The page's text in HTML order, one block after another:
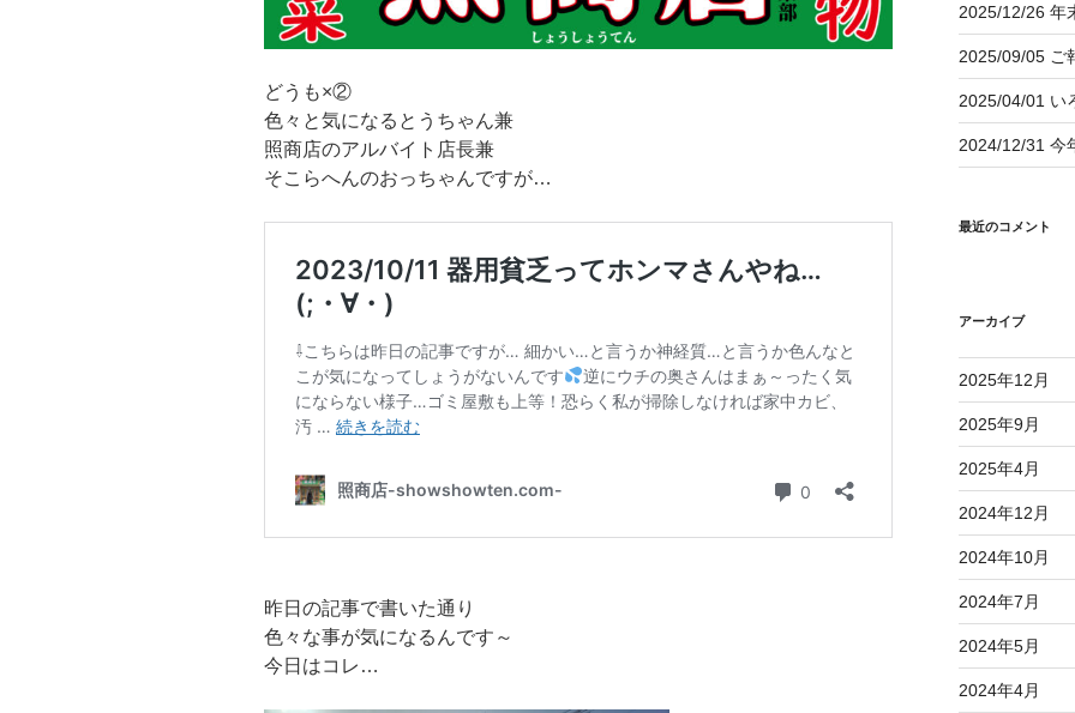
どうも×②
色々と気になるとうちゃん兼
照商店のアルバイト店長兼
そこらへんのおっちゃんですが…
昨日の記事で書いた通り
色々な事が気になるんです～
今日はコレ…
2025/12/26 年
2025/09/05 ご
2025/04/01 い
2024/12/31 今
最近のコメント
アーカイブ
2025年12月
2025年9月
2025年4月
2024年12月
2024年10月
2024年7月
2024年5月
2024年4月